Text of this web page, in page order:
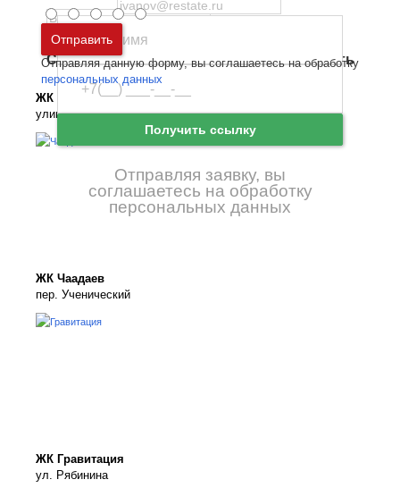
Москва и
Московская область
Санкт-Петербург иЛенинградская область
Пароль
Войти Забыли пароль
Ещё нет аккаунта?
Зарегистрироваться
ЖК Новая Олимпика
улица Профессора Матвеева
ЖК Чаадаев
пер. Ученический
ЖК Гравитация
ул. Рябинина
Получить ссылку
Отправляя заявку, вы
соглашаетесь на обработку
персональных данных
Отправить
Отправляя данную форму, вы соглашаетесь на обработку
персональных данных